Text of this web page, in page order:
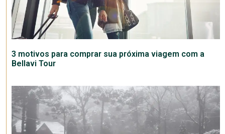
3 motivos para comprar sua próxima viagem com a
Bellavi Tour